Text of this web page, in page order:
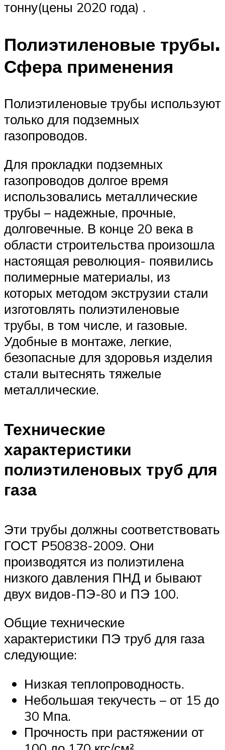
тонну(цены 2020 года) .
Полиэтиленовые трубы.
Сфера применения
Полиэтиленовые трубы используют
только для подземных
газопроводов.
Для прокладки подземных
газопроводов долгое время
использовались металлические
трубы – надежные, прочные,
долговечные. В конце 20 века в
области строительства произошла
настоящая революция- появились
полимерные материалы, из
которых методом экструзии стали
изготовлять полиэтиленовые
трубы, в том числе, и газовые.
Удобные в монтаже, легкие,
безопасные для здоровья изделия
стали вытеснять тяжелые
металлические.
Технические
характеристики
полиэтиленовых труб для
газа
Эти трубы должны соответствовать
ГОСТ Р50838-2009. Они
производятся из полиэтилена
низкого давления ПНД и бывают
двух видов-ПЭ-80 и ПЭ 100.
Общие технические
характеристики ПЭ труб для газа
следующие:
Низкая теплопроводность.
Небольшая текучесть – от 15 до
30 Мпа.
Прочность при растяжении от